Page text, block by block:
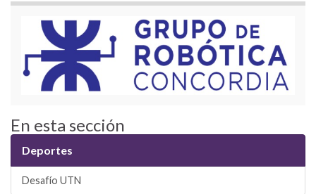
En esta sección
Deportes
Desafío UTN